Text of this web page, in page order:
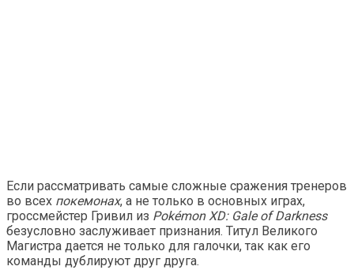
Если рассматривать самые сложные сражения тренеров
во всех покемонах, а не только в основных играх,
гроссмейстер Гривил из Pokémon XD: Gale of Darkness
безусловно заслуживает признания. Титул Великого
Магистра дается не только для галочки, так как его
команды дублируют друг друга.